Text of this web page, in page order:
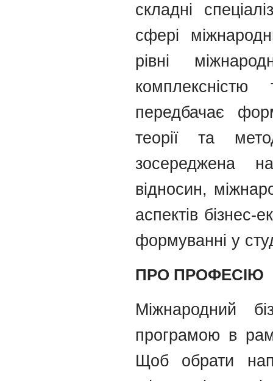
складні
сфері
рівні
передбачає
теорії та
зосереджена
відносин,
аспектів бізнес-
формуванні у
ПРО ПРОФЕСІЮ
Міжнародний
програмою в
Щоб обрати